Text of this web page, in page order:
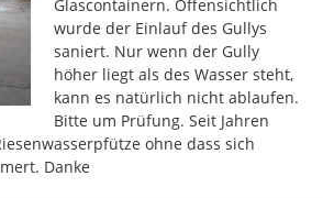
Glascontainern. Offensichtlich
wurde der Einlauf des Gullys
saniert. Nur wenn der Gully
höher liegt als des Wasser steht,
kann es natürlich nicht ablaufen.
Bitte um Prüfung. Seit Jahren
ohne dass sich
Danke